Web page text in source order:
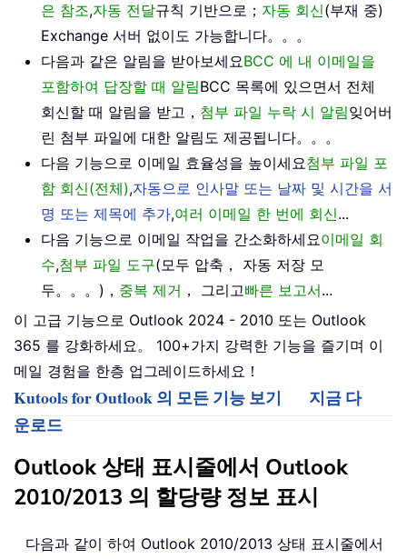
은 참조,자동 전달규칙 기반으로； 자동 회신(부재 중)
Exchange 서버 없이도 가능합니다。。。
다음과 같은 알림을 받아보세요BCC 에 내 이메일을
포함하여 답장할 때 알림BCC 목록에 있으면서 전체
회신할 때 알림을 받고， 첨부 파일 누락 시 알림잊어버
린 첨부 파일에 대한 알림도 제공됩니다。。。
다음 기능으로 이메일 효율성을 높이세요첨부 파일 포
함 회신(전체),자동으로 인사말 또는 날짜 및 시간을 서
명 또는 제목에 추가,여러 이메일 한 번에 회신...
다음 기능으로 이메일 작업을 간소화하세요이메일 회
수,첨부 파일 도구(모두 압축， 자동 저장 모
두。。。)， 중복 제거 ， 그리고빠른 보고서...
이 고급 기능으로 Outlook 2024 - 2010 또는 Outlook
365 를 강화하세요。 100+가지 강력한 기능을 즐기며 이
메일 경험을 한층 업그레이드하세요！
Kutools for Outlook 의 모든 기능 보기
지금 다
운로드
Outlook 상태 표시줄에서 Outlook
2010/2013 의 할당량 정보 표시
다음과 같이 하여 Outlook 2010/2013 상태 표시줄에서